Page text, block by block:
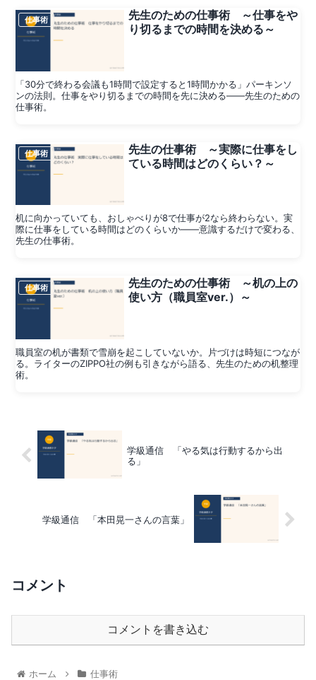
仕事術
先生のための仕事術 ～仕事をや
り切るまでの時間を決める～
「30分で終わる会議も1時間で設定すると1時間かかる」パーキンソ
ンの法則。仕事をやり切るまでの時間を先に決める——先生のための
仕事術。
仕事術
先生の仕事術 ～実際に仕事をし
ている時間はどのくらい？～
机に向かっていても、おしゃべりが8で仕事が2なら終わらない。実
際に仕事をしている時間はどのくらいか——意識するだけで変わる、
先生の仕事術。
仕事術
先生のための仕事術 ～机の上の
使い方（職員室ver.）～
職員室の机が書類で雪崩を起こしていないか。片づけは時短につなが
る。ライターのZIPPO社の例も引きながら語る、先生のための机整理
術。
学級通信 「やる気は行動するから出
る」
学級通信 「本田晃一さんの言葉」
コメント
コメントを書き込む
ホーム 仕事術